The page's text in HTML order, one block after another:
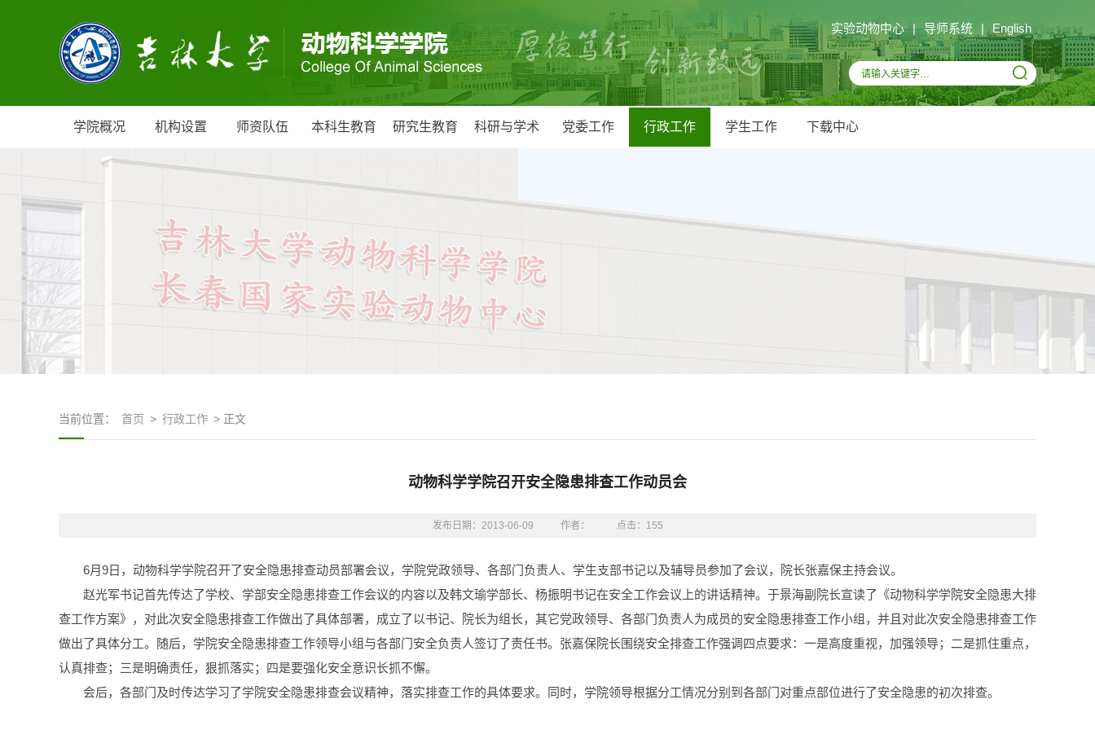
实验动物中心 | 导师系统 | English
学院概况 机构设置 师资队伍 本科生教育 研究生教育 科研与学术 党委工作 行政工作 学生工作 下载中心
当前位置： 首页 > 行政工作 > 正文
动物科学学院召开安全隐患排查工作动员会
发布日期：2013-06-09 作者： 点击： 155
6月9日，动物科学学院召开了安全隐患排查动员部署会议，学院党政领导、各部门负责人、学生支部书记以及辅导员参加了会议，院长张嘉保主持会议。
赵光军书记首先传达了学校、学部安全隐患排查工作会议的内容以及韩文瑜学部长、杨振明书记在安全工作会议上的讲话精神。于景海副院长宣读了《动物科学学院安全隐患大排
查工作方案》，对此次安全隐患排查工作做出了具体部署，成立了以书记、院长为组长，其它党政领导、各部门负责人为成员的安全隐患排查工作小组，并且对此次安全隐患排查工作
做出了具体分工。随后，学院安全隐患排查工作领导小组与各部门安全负责人签订了责任书。张嘉保院长围绕安全排查工作强调四点要求：一是高度重视，加强领导；二是抓住重点，
认真排查；三是明确责任，狠抓落实；四是要强化安全意识长抓不懈。
会后，各部门及时传达学习了学院安全隐患排查会议精神，落实排查工作的具体要求。同时，学院领导根据分工情况分别到各部门对重点部位进行了安全隐患的初次排查。